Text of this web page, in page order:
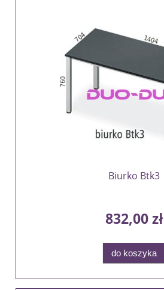
Biurko Btk3
832,00 zł
do koszyka